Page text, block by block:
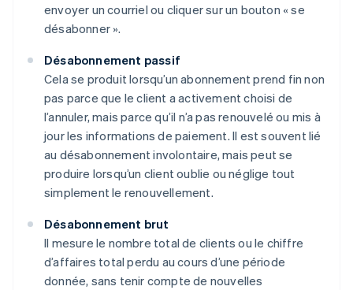
envoyer un courriel ou cliquer sur un bouton « se
désabonner ».
Désabonnement passif
Cela se produit lorsqu’un abonnement prend fin non
pas parce que le client a activement choisi de
l’annuler, mais parce qu’il n’a pas renouvelé ou mis à
jour les informations de paiement. Il est souvent lié
au désabonnement involontaire, mais peut se
produire lorsqu’un client oublie ou néglige tout
simplement le renouvellement.
Désabonnement brut
Il mesure le nombre total de clients ou le chiffre
d’affaires total perdu au cours d’une période
donnée, sans tenir compte de nouvelles